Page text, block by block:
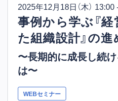
2025年12月18日 （木）
事例から学ぶ『
た組織設計』の進
〜長期的に成長し続
は〜
WEBセミナー